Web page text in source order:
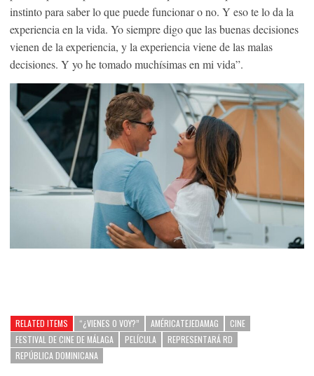
instinto para saber lo que puede funcionar o no. Y eso te lo da la
experiencia en la vida. Yo siempre digo que las buenas decisiones
vienen de la experiencia, y la experiencia viene de las malas
decisiones. Y yo he tomado muchísimas en mi vida”.
RELATED ITEMS “¿VIENES O VOY?” AMÉRICATEJEDAMAG
CINE
FESTIVAL DE CINE DE MÁLAGA
PELÍCULA
REPRESENTARÁ RD
REPÚBLICA DOMINICANA